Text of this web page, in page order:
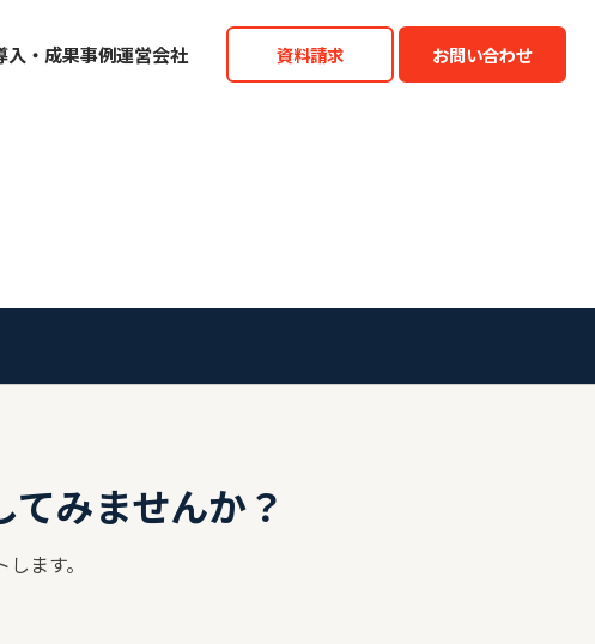
入・成果事例運営会社 資料請求 お問い合わせ
みませんか？
ます。